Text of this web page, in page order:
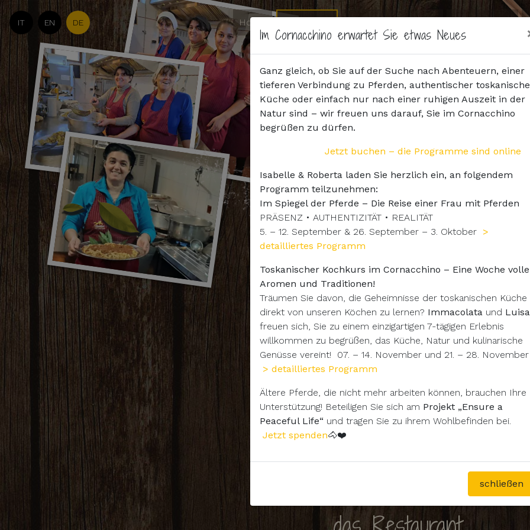
IT EN DE Home
Im Cornacchino erwartet Sie etwas Neues
Ganz gleich, ob Sie auf der Suche nach Abenteuern, einer
tieferen Verbindung zu Pferden, authentischer
Küche oder einfach nur nach einer ruhigen Auszeit in der
Natur sind – wir freuen uns darauf, Sie im Cornacchino
begrüßen zu dürfen.
Jetzt buchen – die Programme sind online
Isabelle & Roberta laden Sie herzlich ein, an folgendem
Programm teilzunehmen:
Im Spiegel der Pferde – Die Reise einer Frau mit Pferden
PRÄSENZ • AUTHENTIZITÄT • REALITÄT
5. – 12. September & 26. September – 3. Oktober >
detailliertes Programm
Toskanischer Kochkurs im Cornacchino – Eine Woche
Aromen und Traditionen!
Träumen Sie davon, die Geheimnisse der toskanischen Küche
direkt von unseren Köchen zu lernen? Immacolata und Luisa
freuen sich, Sie zu einem einzigartigen 7-tägigen Erlebnis
willkommen zu begrüßen, das Küche, Natur und kulinarische
Genüsse vereint! 07. – 14. November und 21. – 28. November
> detailliertes Programm
Ältere Pferde, die nicht mehr arbeiten können, brauchen Ihre
Unterstützung! Beteiligen Sie sich am Projekt „Ensure a
Peaceful Life“ und tragen Sie zu ihrem Wohlbefinden bei.
Jetzt spenden🐴❤️
schließen